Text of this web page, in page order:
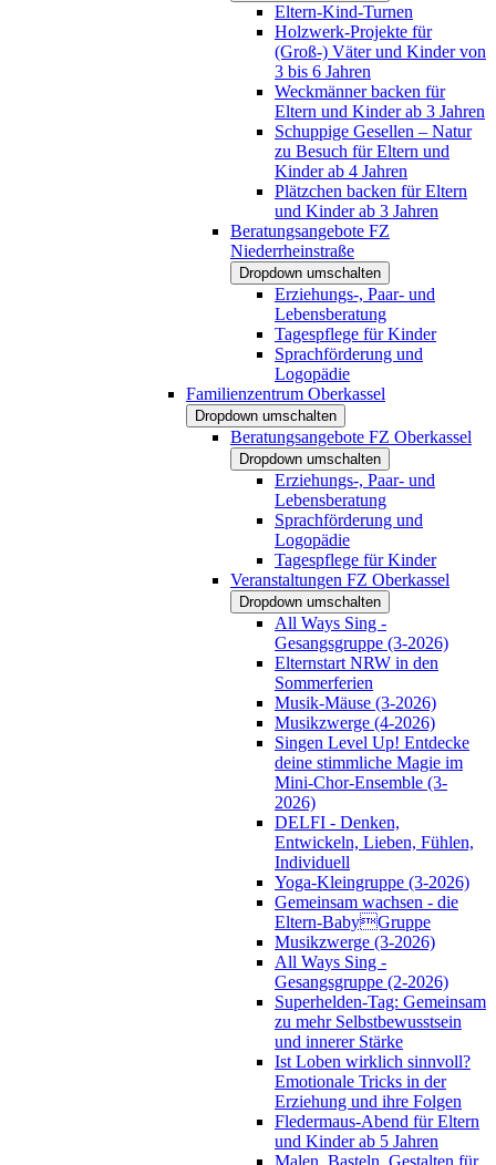
Eltern-Kind-Turnen
Holzwerk-Projekte für
(Groß-) Väter und Kinder von
3 bis 6 Jahren
Weckmänner backen für
Eltern und Kinder ab 3 Jahren
Schuppige Gesellen – Natur
zu Besuch für Eltern und
Kinder ab 4 Jahren
Plätzchen backen für Eltern
und Kinder ab 3 Jahren
Beratungsangebote FZ
Niederrheinstraße
Dropdown umschalten
Erziehungs-, Paar- und
Lebensberatung
Tagespflege für Kinder
Sprachförderung und
Logopädie
Familienzentrum Oberkassel
Dropdown umschalten
Beratungsangebote FZ Oberkassel
Dropdown umschalten
Erziehungs-, Paar- und
Lebensberatung
Sprachförderung und
Logopädie
Tagespflege für Kinder
Veranstaltungen FZ Oberkassel
Dropdown umschalten
All Ways Sing -
Gesangsgruppe (3-2026)
Elternstart NRW in den
Sommerferien
Musik-Mäuse (3-2026)
Musikzwerge (4-2026)
Singen Level Up! Entdecke
deine stimmliche Magie im
Mini-Chor-Ensemble (3-
2026)
DELFI - Denken,
Entwickeln, Lieben, Fühlen,
Individuell
Yoga-Kleingruppe (3-2026)
Gemeinsam wachsen - die
Eltern-BabyGruppe
Musikzwerge (3-2026)
All Ways Sing -
Gesangsgruppe (2-2026)
Superhelden-Tag: Gemeinsam
zu mehr Selbstbewusstsein
und innerer Stärke
Ist Loben wirklich sinnvoll?
Emotionale Tricks in der
Erziehung und ihre Folgen
Fledermaus-Abend für Eltern
und Kinder ab 5 Jahren
Malen, Basteln, Gestalten für